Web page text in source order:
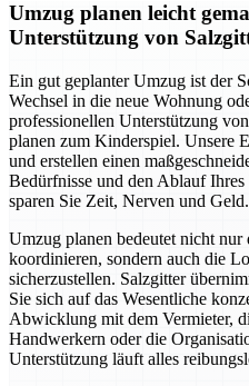
Umzug planen leicht
Unterstützung von
Ein gut geplanter Umzug ist der
Wechsel in die neue Wohnung
professionellen Unterstützung
planen zum Kinderspiel. Unsere
und erstellen einen
Bedürfnisse und den Ablauf
sparen Sie Zeit, Nerven und Geld.
Umzug planen bedeutet nicht
koordinieren, sondern auch die
sicherzustellen. Salzgitter
Sie sich auf das Wesentliche
Abwicklung mit dem Vermieter,
Handwerkern oder die
Unterstützung läuft alles